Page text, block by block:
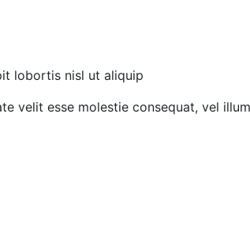
lobortis nisl ut aliquip
velit esse molestie consequat, vel